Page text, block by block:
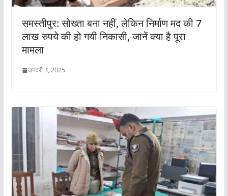
समस्तीपुर: सोख्ता बना नहीं, लेकिन निर्माण मद की 7
लाख रुपये की हो गयी निकासी, जानें क्या है पूरा
मामला
जनवरी 3, 2025